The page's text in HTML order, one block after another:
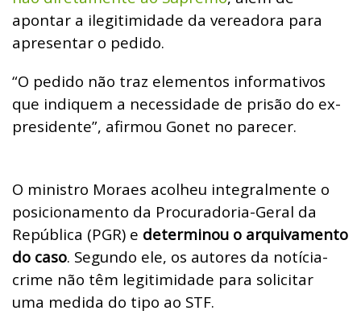
apontar a ilegitimidade da vereadora para
apresentar o pedido.
“O pedido não traz elementos informativos
que indiquem a necessidade de prisão do ex-
presidente”, afirmou Gonet no parecer.
O ministro Moraes acolheu integralmente o
posicionamento da Procuradoria-Geral da
República (PGR) e determinou o arquivamento
do caso. Segundo ele, os autores da notícia-
crime não têm legitimidade para solicitar
uma medida do tipo ao STF.